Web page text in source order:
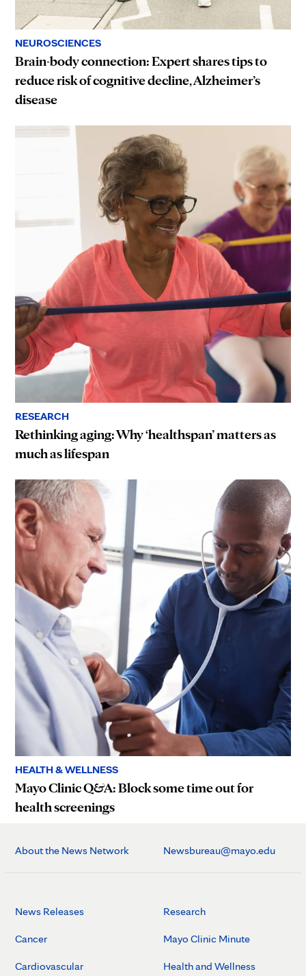
NEUROSCIENCES
Brain-body connection: Expert shares tips to
reduce risk of cognitive decline, Alzheimer’s
disease
RESEARCH
Rethinking aging: Why ‘healthspan’ matters as
much as lifespan
HEALTH & WELLNESS
Mayo Clinic Q&A: Block some time out for
health screenings
About the News Network Newsbureau@mayo.edu
News Releases
Cancer
Cardiovascular
Research
Mayo Clinic Minute
Health and Wellness